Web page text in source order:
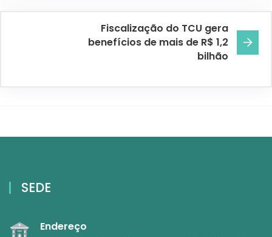
Fiscalização do TCU gera
benefícios de mais de R$ 1,2
bilhão
SEDE
Endereço